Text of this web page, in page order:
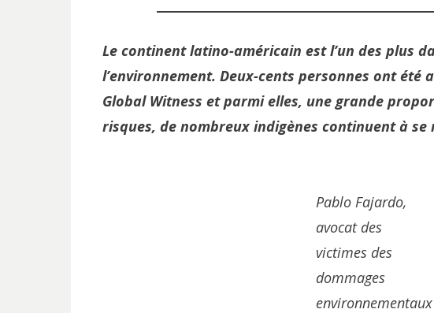
Le continent latino-américain est l’un des plus
l’environnement. Deux-cents personnes ont été
Global Witness et parmi elles, une grande
risques, de nombreux indigènes continuent à
Pablo Fajardo,
avocat des
victimes des
dommages
environnementaux